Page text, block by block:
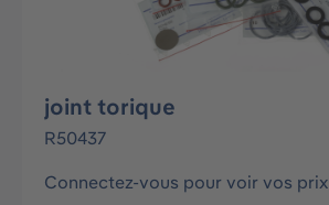
joint torique
R50437
Connectez-vous pour voir vos prix